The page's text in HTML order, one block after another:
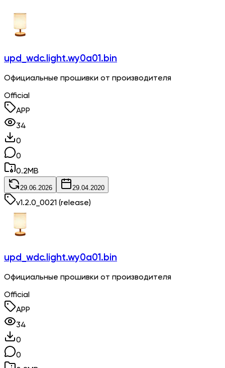
upd_wdc.light.wy0a01.bin
Официальные прошивки от производителя
Official
APP
34
0
0
0.2MB
29.06.2026 29.04.2020
v1.2.0_0021 (release)
upd_wdc.light.wy0a01.bin
Официальные прошивки от производителя
Official
APP
34
0
0